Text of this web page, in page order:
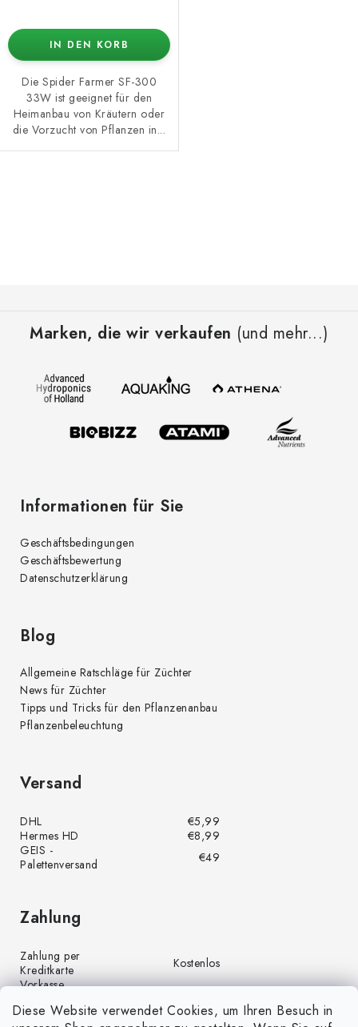
Diese Website verwendet Cookies, um Ihren Besuch in
IN DEN KORB
Die Spider Farmer SF-300
33W ist geeignet für den
Heimanbau von Kräutern oder
die Vorzucht von Pflanzen in...
Marken, die wir verkaufen (und mehr...)
Informationen für Sie
Geschäftsbedingungen
Geschäftsbewertung
Datenschutzerklärung
Blog
Allgemeine Ratschläge für Züchter
News für Züchter
Tipps und Tricks für den Pflanzenanbau
Pflanzenbeleuchtung
Versand
DHL
€5,99
Hermes HD
€8,99
GEIS -
Palettenversand
€49
Zahlung
Zahlung per
Kreditkarte
Kostenlos
Vorkasse
Zahlung per PayPal
Kostenlos